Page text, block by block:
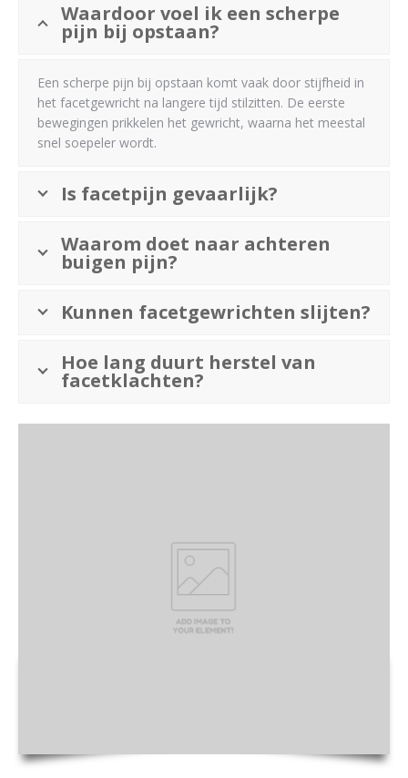
Waardoor voel ik een scherpe
pijn bij opstaan?
Een scherpe pijn bij opstaan komt vaak door stijfheid in
het facetgewricht na langere tijd stilzitten. De eerste
bewegingen prikkelen het gewricht, waarna het meestal
snel soepeler wordt.
Is facetpijn gevaarlijk?
Waarom doet naar achteren
buigen pijn?
Kunnen facetgewrichten slijten?
Hoe lang duurt herstel van
facetklachten?